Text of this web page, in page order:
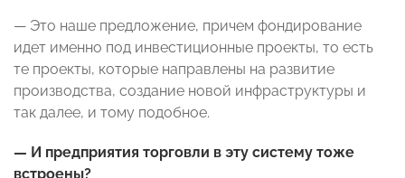
— Это наше предложение, причем фондирование
идет именно под инвестиционные проекты, то есть
те проекты, которые направлены на развитие
производства, создание новой инфраструктуры и
так далее, и тому подобное.
— И предприятия торговли в эту систему тоже
встроены?